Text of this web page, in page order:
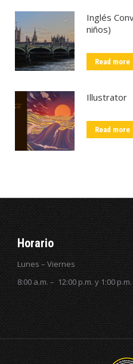
Inglés
niños)
Read more
Illustrator
Read more
Horario
Lunes – Viernes
8:00 a.m. – 12:00 p.m. y 1:00